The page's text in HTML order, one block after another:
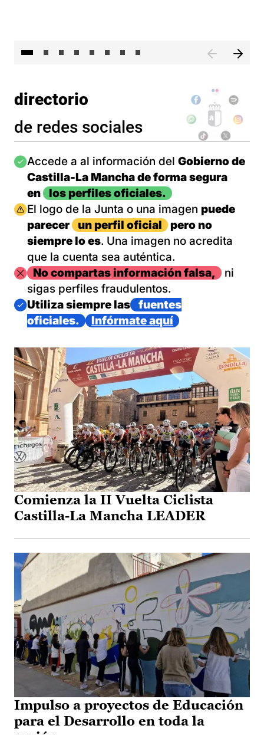
directorio
de redes sociales
Imagen
Accede a al información del Gobierno de
Castilla-La Mancha de forma segura
en
los perfiles oficiales.
Imagen
El logo de la Junta o una imagen puede
parecer
un perfil oficial
pero no
siempre lo es. Una imagen no acredita
que la cuenta sea auténtica.
ImagenNo compartas información falsa,
ni
sigas perfiles fraudulentos.
Imagen
Utiliza siempre las
fuentes
oficiales.
Infórmate aquí
Comienza la II Vuelta Ciclista
Castilla-La Mancha LEADER
Impulso a proyectos de Educación
para el Desarrollo en toda la